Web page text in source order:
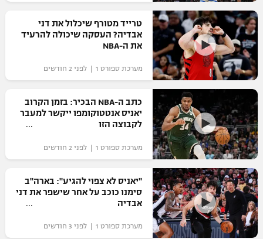
רשיון להקרנה פומבית לבית עסק
הצטרפות לחבילת הערוצים
לוח דרושים – ג'ובנט
תגיות
המגזין
טרייד מטורף שיכלול את דני
אבדיה? העסקה שיכולה להרעיד
את ה-NBA
מערכת ספורט 1 | לפני 2 חודשים
כתב ה-NBA הבכיר: בזמן הקרוב
יאניס אנטטוקומפו ייקשר למעבר
לקבוצה הזו
מערכת ספורט 1 | לפני 2 חודשים
"יאניס לא צפוי להגיע": בארה"ב
סימנו כוכב על אחר שישפר את דני
אבדיה
מערכת ספורט 1 | לפני 3 חודשים